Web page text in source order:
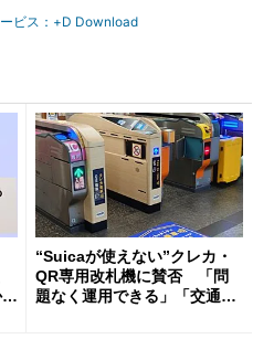
ビス：+D Download
“Suicaが使えない”クレカ・
QR専用改札機に賛否 「問
題なく運用できる」「交通系I